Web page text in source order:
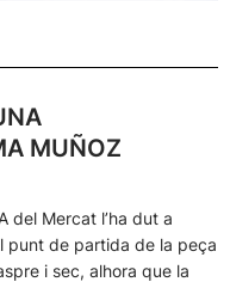
MUÑOZ
del Mercat l’ha dut a
punt de partida de la peça
i sec, alhora que la